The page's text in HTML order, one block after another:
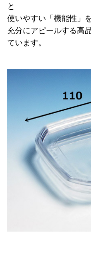
と
使いやすい「機能性」
充分にアピールする高
ています。